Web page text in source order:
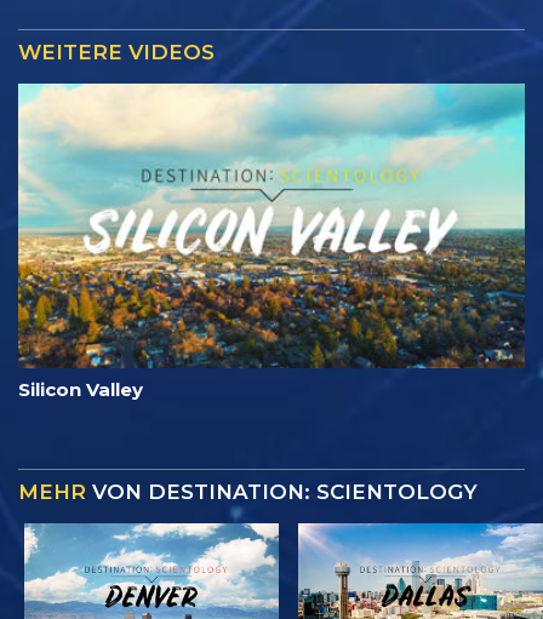
WEITERE VIDEOS
Silicon Valley
MEHR VON DESTINATION: SCIENTOLOGY